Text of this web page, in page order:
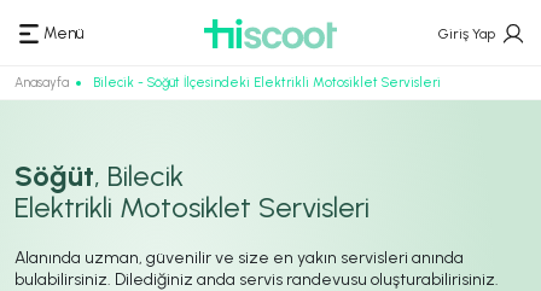
Menü Giriş Yap
Anasayfa Bilecik - Söğüt İlçesindeki Elektrikli Motosiklet Servisleri
Söğüt, Bilecik
Elektrikli Motosiklet Servisleri
Alanında uzman, güvenilir ve size en yakın servisleri anında
bulabilirsiniz. Dilediğiniz anda servis randevusu oluşturabilirisiniz.